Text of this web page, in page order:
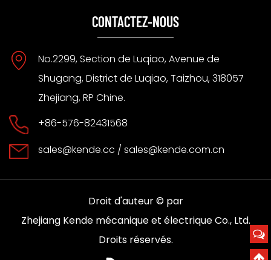
CONTACTEZ-NOUS
No.2299, Section de Luqiao, Avenue de
Shugang, District de Luqiao, Taizhou, 318057
Zhejiang, RP Chine.
+86-576-82431568
sales@kende.cc / sales@kende.com.cn
Droit d'auteur © par
Zhejiang Kende mécanique et électrique Co., Ltd.
Droits réservés.